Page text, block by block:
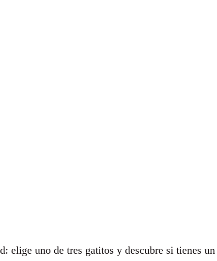
elige uno de tres gatitos y descubre si tienes